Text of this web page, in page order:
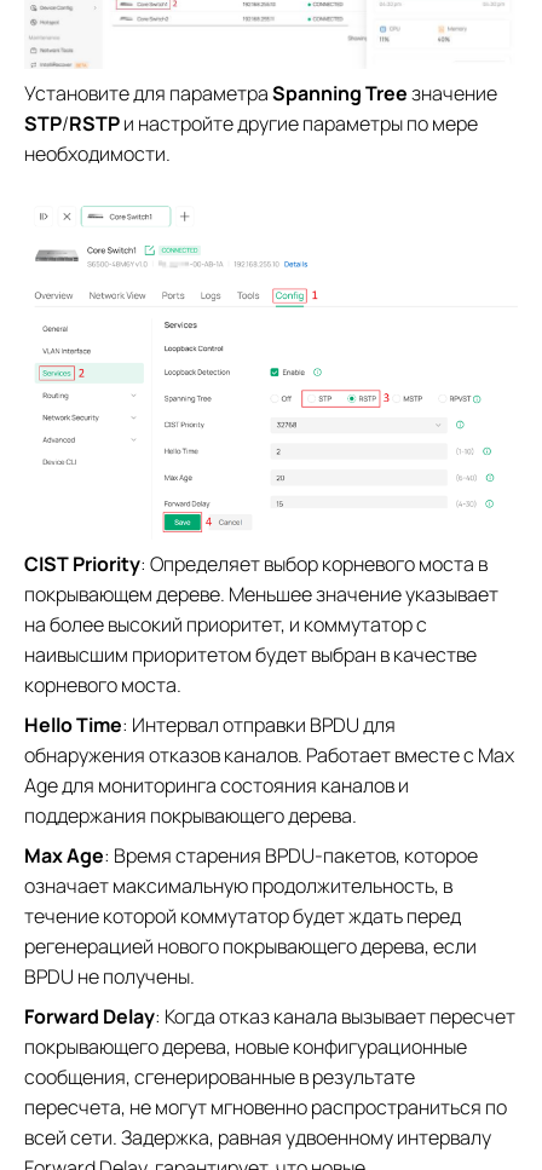
Установите для параметраSpanning Treeзначение
STP/RSTPи настройте другие параметры по мере
необходимости.
CIST Priority: Определяет выбор корневого моста в
покрывающем дереве. Меньшее значение указывает
на более высокий приоритет, и коммутатор с
наивысшим приоритетом будет выбран в качестве
корневого моста.
Hello Time: Интервал отправки BPDU для
обнаружения отказов каналов. Работает вместе с Max
Age для мониторинга состояния каналов и
поддержания покрывающего дерева.
Max Age: Время старения BPDU-пакетов, которое
означает максимальную продолжительность, в
течение которой коммутатор будет ждать перед
регенерацией нового покрывающего дерева, если
BPDU не получены.
Forward Delay: Когда отказ канала вызывает пересчет
покрывающего дерева, новые конфигурационные
сообщения, сгенерированные в результате
пересчета, не могут мгновенно распространиться по
всей сети. Задержка, равная удвоенному интервалу